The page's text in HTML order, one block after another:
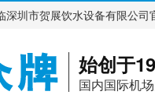
深圳市贺展饮水设备有限公司
始创于
国内国际机